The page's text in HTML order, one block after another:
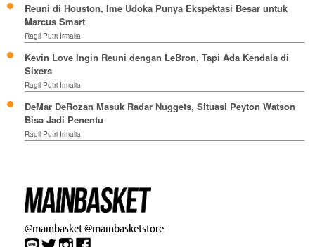
Reuni di Houston, Ime Udoka Punya Ekspektasi Besar untuk
Marcus Smart
Ragil Putri Irmalia
Kevin Love Ingin Reuni dengan LeBron, Tapi Ada Kendala di
Sixers
Ragil Putri Irmalia
DeMar DeRozan Masuk Radar Nuggets, Situasi Peyton Watson
Bisa Jadi Penentu
Ragil Putri Irmalia
@mainbasket@mainbasketstore